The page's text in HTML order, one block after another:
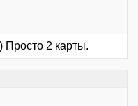
Просто 2 карты.